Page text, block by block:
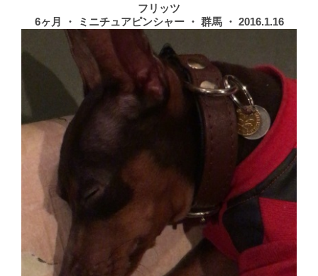
フリッツ
6ヶ月 ・ ミニチュアピンシャー ・ 群馬 ・ 2016.1.16